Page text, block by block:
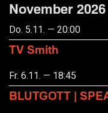
November 2026
Do. 5.11. — 20:00
TV Smith
Fr. 6.11. — 18:45
BLUTGOTT |